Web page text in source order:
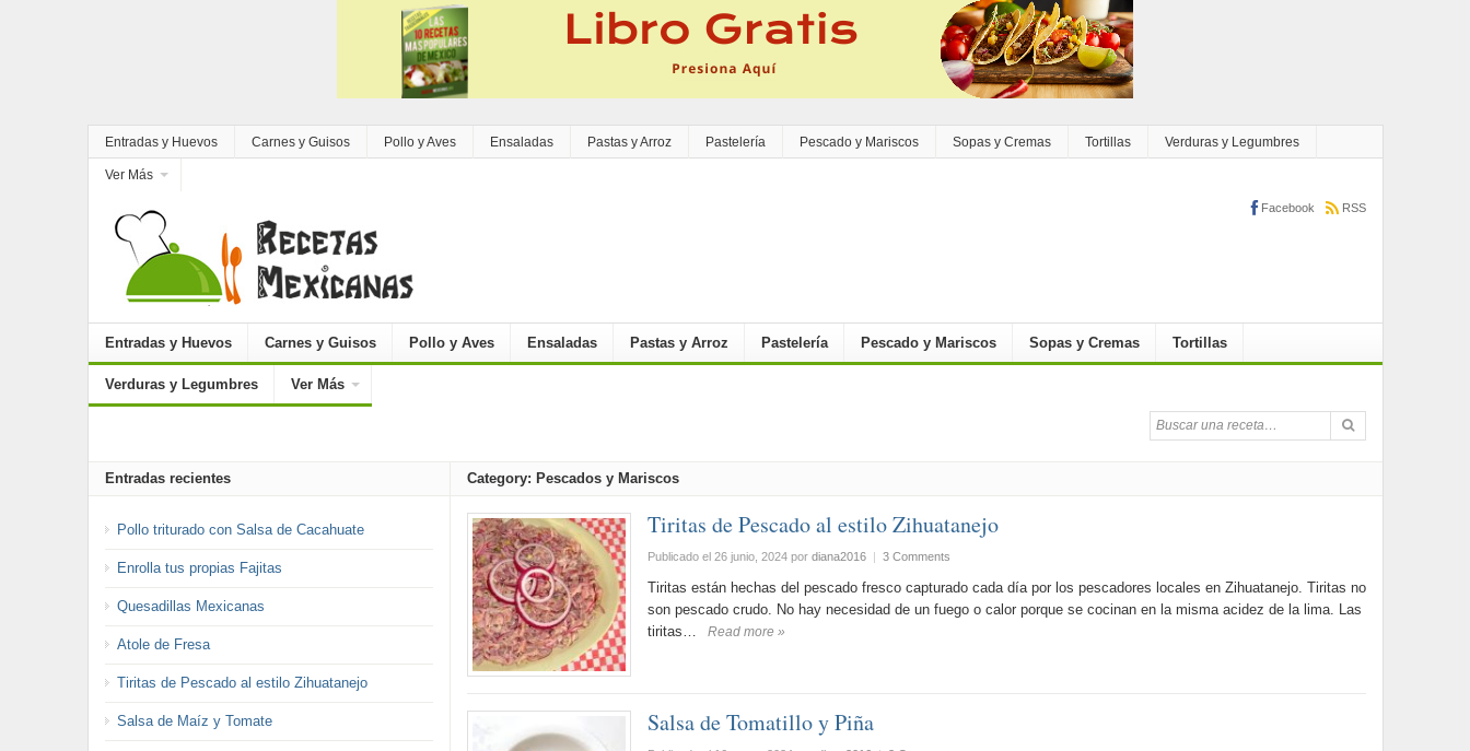
Entradas y Huevos Carnes y Guisos Pollo y Aves Ensaladas Pastas y Arroz Pastelería Pescado y Mariscos Sopas y Cremas Tortillas Verduras y Legumbres
Ver Más
Facebook RSS
Entradas y Huevos Carnes y Guisos Pollo y Aves Ensaladas Pastas y Arroz Pastelería Pescado y Mariscos Sopas y Cremas Tortillas
Verduras y Legumbres Ver Más
Category: Pescados y Mariscos
Tiritas de Pescado al estilo Zihuatanejo
Publicado el 26 junio, 2024por diana2016 | 3 Comments
Tiritas están hechas del pescado fresco capturado cada día por los pescadores locales en Zihuatanejo. Tiritas no
son pescado crudo. No hay necesidad de un fuego o calor porque se cocinan en la misma acidez de la lima. Las
tiritas…
Read more »
Salsa de Tomatillo y Piña
Entradas recientes
Pollo triturado con Salsa de Cacahuate
Enrolla tus propias Fajitas
Quesadillas Mexicanas
Atole de Fresa
Tiritas de Pescado al estilo Zihuatanejo
Salsa de Maíz y Tomate